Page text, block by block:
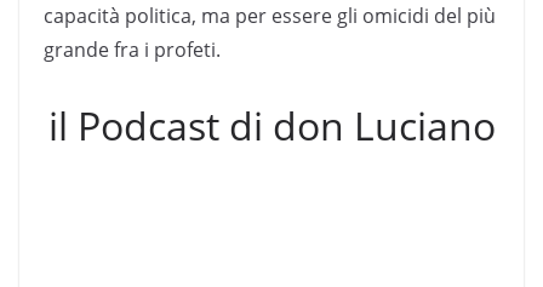
capacità politica, ma per essere gli omicidi del più
grande fra i profeti.
il Podcast di don Luciano